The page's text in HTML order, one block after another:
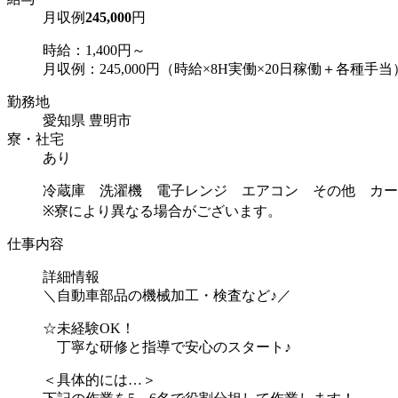
月収例245,000円
時給：1,400円～
月収例：245,000円（時給×8H実働×20日稼働＋各種手当
勤務地
愛知県 豊明市
寮・社宅
あり
冷蔵庫 洗濯機 電子レンジ エアコン その他 カー
※寮により異なる場合がございます。
仕事内容
詳細情報
＼自動車部品の機械加工・検査など♪／
☆未経験OK！
丁寧な研修と指導で安心のスタート♪
＜具体的には…＞